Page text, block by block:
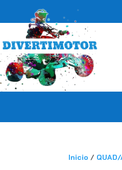
Inicio /